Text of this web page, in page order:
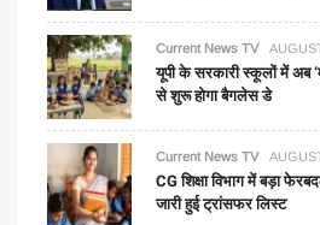
Current News TV
यूपी के सरकारी स्कूलों में अब
से शुरू होगा बैगलेस डे
Current News TV
CG शिक्षा विभाग में बड़ा
जारी हुई ट्रांसफर लिस्ट